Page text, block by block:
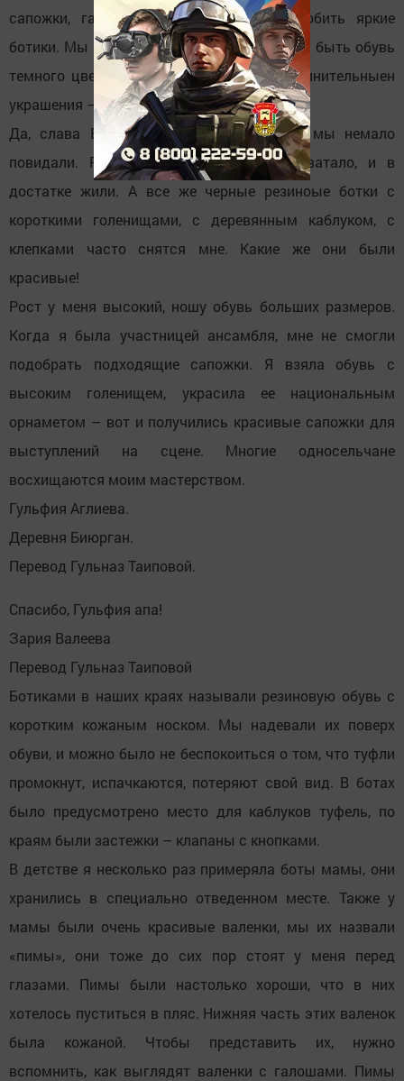
сапожки, галоши. Но я не смогла полюбить яркие
ботики. Мы привыкли, что на ногах должна быть обувь
темного цвета, а все яркие цвета и дополнительныен
украшения – на верхней одежде.
Да, слава Всевышнему, за свою жизнь мы немало
повидали. Разное было – и еды не хватало, и в
достатке жили. А все же черные резиноые ботки с
короткими голенищами, с деревянным каблуком, с
клепками часто снятся мне. Какие же они были
красивые!
Рост у меня высокий, ношу обувь больших размеров.
Когда я была участницей ансамбля, мне не смогли
подобрать подходящие сапожки. Я взяла обувь с
высоким голенищем, украсила ее национальным
орнаметом – вот и получились красивые сапожки для
выступлений на сцене. Многие односельчане
восхищаются моим мастерством.
Гульфия Аглиева.
Деревня Биюрган.
Перевод Гульназ Таиповой.
Спасибо, Гульфия апа!
Зария Валеева
Перевод Гульназ Таиповой
Ботиками в наших краях называли резиновую обувь с
коротким кожаным носком. Мы надевали их поверх
обуви, и можно было не беспокоиться о том, что туфли
промокнут, испачкаются, потеряют свой вид. В ботах
было предусмотрено место для каблуков туфель, по
краям были застежки – клапаны с кнопками.
В детстве я несколько раз примеряла боты мамы, они
хранились в специально отведенном месте. Также у
мамы были очень красивые валенки, мы их назвали
«пимы», они тоже до сих пор стоят у меня перед
глазами. Пимы были настолько хороши, что в них
хотелось пуститься в пляс. Нижняя часть этих валенок
была кожаной. Чтобы представить их, нужно
вспомнить, как выглядят валенки с галошами. Пимы